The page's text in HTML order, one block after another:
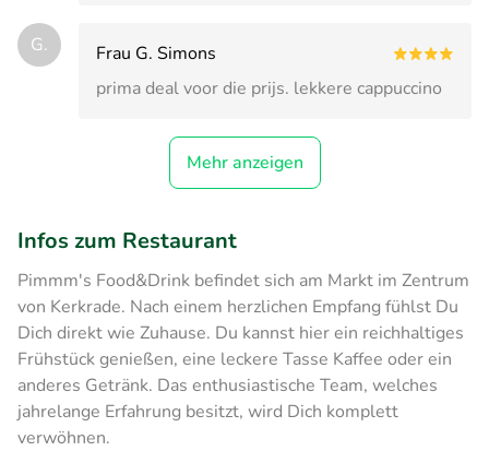
G.
Frau G. Simons
prima deal voor die prijs. lekkere cappuccino
Mehr anzeigen
Infos zum Restaurant
Pimmm's Food&Drink befindet sich am Markt im Zentrum
von Kerkrade. Nach einem herzlichen Empfang fühlst Du
Dich direkt wie Zuhause. Du kannst hier ein reichhaltiges
Frühstück genießen, eine leckere Tasse Kaffee oder ein
anderes Getränk. Das enthusiastische Team, welches
jahrelange Erfahrung besitzt, wird Dich komplett
verwöhnen.